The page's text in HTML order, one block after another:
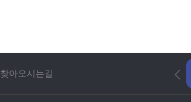
찾아오시는길